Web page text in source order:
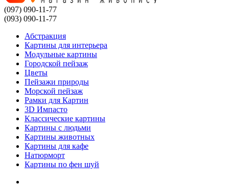
(097) 090-11-77
(093) 090-11-77
Абстракция
Картины для интерьера
Модульные картины
Городской пейзаж
Цветы
Пейзажи природы
Морской пейзаж
Рамки для Картин
3D Импасто
Классические картины
Картины с людьми
Картины животных
Картины для кафе
Натюрморт
Картины по фен шуй